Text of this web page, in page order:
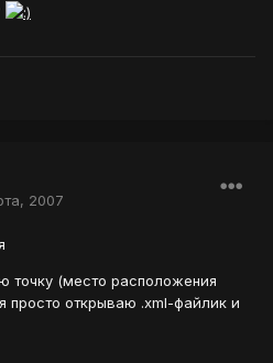
2007
точку (место расположения
просто открываю .xml-файлик и